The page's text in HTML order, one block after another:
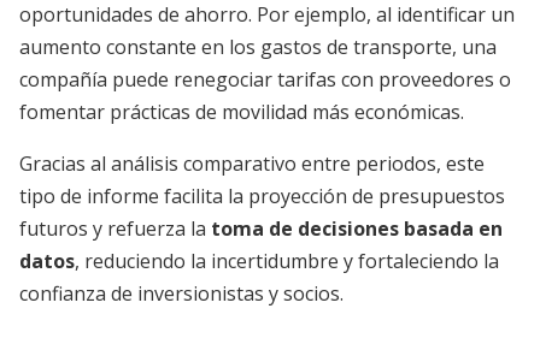
oportunidades de ahorro. Por ejemplo, al identificar un
aumento constante en los gastos de transporte, una
compañía puede renegociar tarifas con proveedores o
fomentar prácticas de movilidad más económicas.
Gracias al análisis comparativo entre periodos, este
tipo de informe facilita la proyección de presupuestos
futuros y refuerza la toma de decisiones basada en
datos, reduciendo la incertidumbre y fortaleciendo la
confianza de inversionistas y socios.